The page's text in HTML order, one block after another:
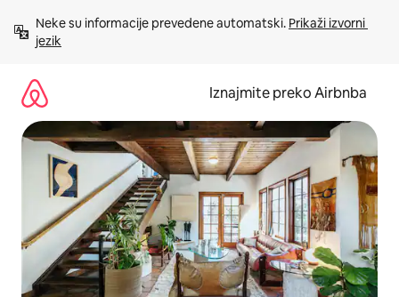
sadržaj
Neke su informacije prevedene automatski. Prikaži izvorni
jezik
Iznajmite preko Airbnba